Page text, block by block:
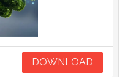
DOWNLOAD